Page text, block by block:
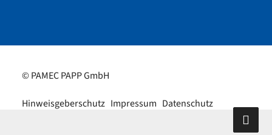
© PAMEC PAPP GmbH
Hinweisgeberschutz Impressum Datenschutz